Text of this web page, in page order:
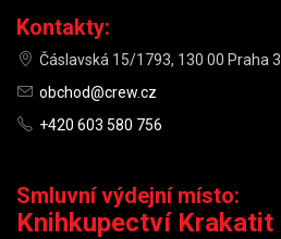
Kontakty:
Čáslavská 15/1793, 130 00 Praha 3
obchod@crew.cz
+420 603 580 756
Smluvní výdejní místo:
Knihkupectví Krakatit